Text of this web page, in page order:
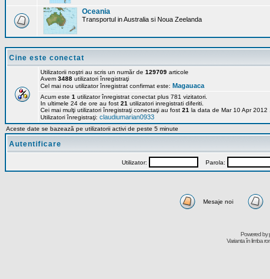
Oceania
Transportul in Australia si Noua Zeelanda
Cine este conectat
Utilizatorii noştri au scris un număr de 129709 articole
Avem 3488 utilizatori înregistraţi
Cel mai nou utilizator înregistrat confirmat este: Magauaca
Acum este 1 utilizator înregistrat conectat plus 781 vizitatori.
In ultimele 24 de ore au fost 21 utilizatori inregistrati diferiti.
Cei mai mulţi utilizatori înregistraţi conectaţi au fost 21 la data de Mar 10 Apr 2012
Utilizatori înregistraţi: claudiumarian0933
Aceste date se bazează pe utilizatorii activi de peste 5 minute
Autentificare
Utilizator: Parola:
Mesaje noi
Powered by
Varianta în limba